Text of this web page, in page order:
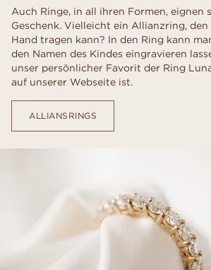
Auch Ringe, in all ihren Formen, eignen
Geschenk. Vielleicht ein Allianzring,
Hand tragen kann? In den Ring kann
den Namen des Kindes eingravieren
unser persönlicher Favorit der Ring
auf unserer Webseite ist.
ALLIANSRINGS